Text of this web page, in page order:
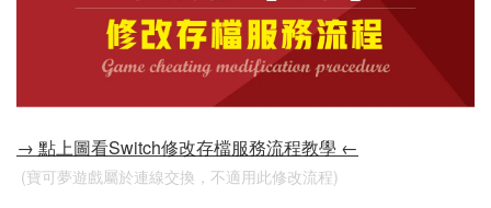
→ 點上圖看Switch修改存檔服務流程教學 ←
(寶可夢遊戲屬於連線交換，不適用此修改流程)